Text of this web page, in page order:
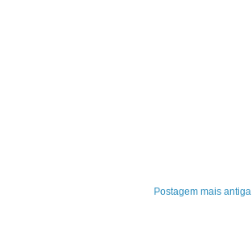
Postagem mais antiga